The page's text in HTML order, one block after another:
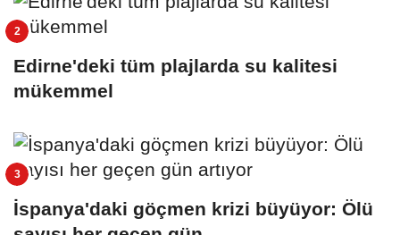
Edirne'deki tüm plajlarda su kalitesi
mükemmel
İspanya'daki göçmen krizi büyüyor: Ölü